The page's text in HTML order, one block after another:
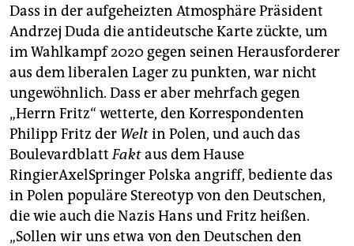
Dass in der aufgeheizten Atmosphäre Präsident
Andrzej Duda die antideutsche Karte zückte, um
im Wahlkampf 2020 gegen seinen Herausforderer
aus dem liberalen Lager zu punkten, war nicht
ungewöhnlich. Dass er aber mehrfach gegen
„Herrn Fritz“ wetterte, den Korrespondenten
Philipp Fritz der Weltin Polen, und auch das
BoulevardblattFaktaus dem Hause
RingierAxelSpringer Polska angriff, bediente das
in Polen populäre Stereotyp von den Deutschen,
die wie auch die Nazis Hans und Fritz heißen.
„Sollen wir uns etwa von den Deutschen den